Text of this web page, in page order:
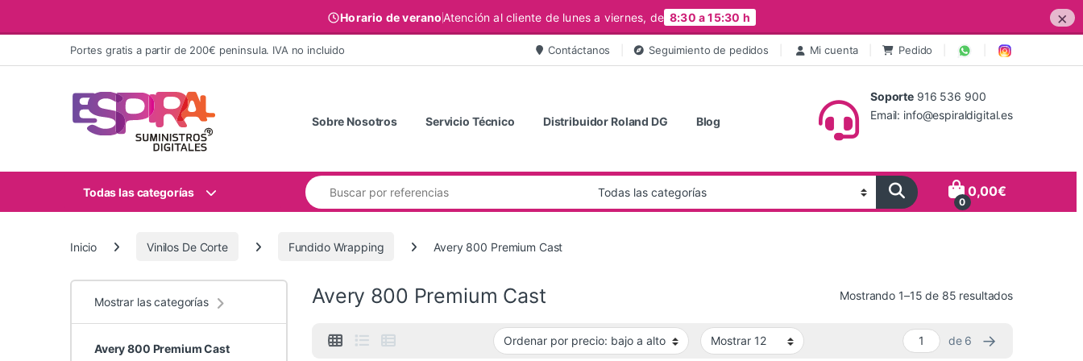
Horario de veranoAtención al cliente de lunes a viernes, de 8:30 a 15:30 h ×
Ir al contenidoPortes gratis a partir de 200€ peninsula. IVA no incluido Contáctanos Seguimiento de pedidos Mi cuenta Pedido
Sobre Nosotros Servicio Técnico Distribuidor Roland DG Blog
Soporte 916 536 900
Email: info@espiraldigital.es
Todas las categorías
Buscar:
0
0,00€
Inicio Vinilos De Corte Fundido Wrapping Avery 800 Premium Cast
Avery 800 Premium Cast Mostrando 1–15 de 85 resultadosOrdenado
de 6 →
Mostrar las categorías
Avery 800 Premium Cast